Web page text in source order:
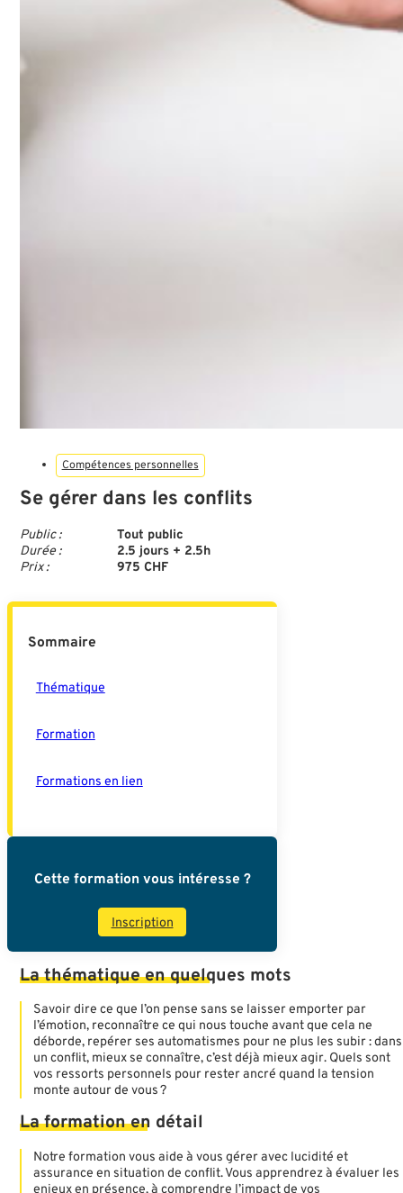
Compétences personnelles
Se gérer dans les conflits
Public :
Durée :
Prix :
Tout public
2.5 jours + 2.5h
975 CHF
Sommaire
Thématique
Formation
Formations en lien
Cette formation vous intéresse ?
Inscription
La thématique en quelques mots
Savoir dire ce que l’on pense sans se laisser emporter par
l’émotion, reconnaître ce qui nous touche avant que cela ne
déborde, repérer ses automatismes pour ne plus les subir : dans
un conflit, mieux se connaître, c’est déjà mieux agir. Quels sont
vos ressorts personnels pour rester ancré quand la tension
monte autour de vous ?
La formation en détail
Notre formation vous aide à vous gérer avec lucidité et
assurance en situation de conflit. Vous apprendrez à évaluer les
enjeux en présence, à comprendre l’impact de vos